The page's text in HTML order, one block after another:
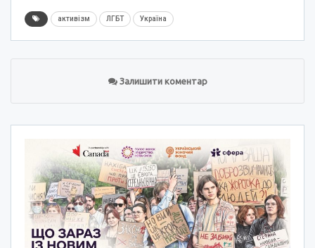
активізм ЛГБТ Україна
Залишити коментар